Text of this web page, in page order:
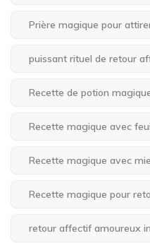
Prière magique pour
puissant rituel de retour
Recette de potion
Recette magique avec
Recette magique avec
Recette magique pour
retour affectif amoureux